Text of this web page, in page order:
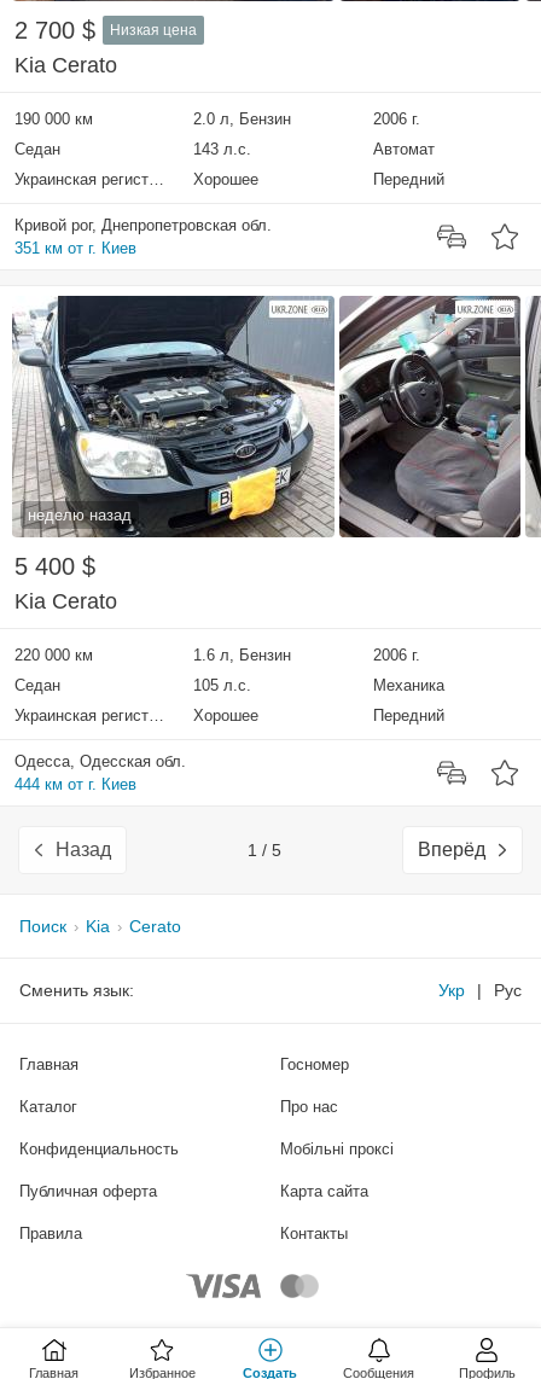
2 700 $ Низкая цена
Kia Cerato
190 000 км 2.0 л, Бензин
2006 г.
Седан
143 л.с.
Автомат
Украинская регистрация
Хорошее Передний
Кривой рог, Днепропетровская обл.
351 км от г. Киев
неделю назад
5 400 $
Kia Cerato
220 000 км 1.6 л, Бензин
2006 г.
Седан
105 л.с.
Механика
Украинская регистрация
Хорошее Передний
Одесса, Одесская обл.
444 км от г. Киев
Назад 1 / 5 Вперёд
Поиск Kia Cerato
Сменить язык: Укр | Рус
Главная
Каталог
Госномер
Про нас
Конфиденциальность Мобільні проксі
Публичная оферта Карта сайта
Правила Контакты
Главная Избранное Создать Сообщения Профиль